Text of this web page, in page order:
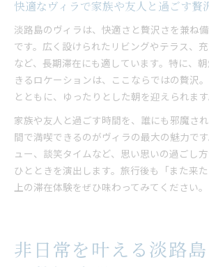
快適なヴィラで家族や友人と過ごす贅
淡路島のヴィラは、快適さと贅沢さを兼ね
です。広く設けられたリビングやテラス、
など、長期滞在にも適しています。特に、
きるロケーションは、ここならではの贅沢
とともに、ゆったりとした朝を迎えられます
家族や友人と過ごす時間を、誰にも邪魔さ
間で満喫できるのがヴィラの最大の魅力で
ュー、談笑タイムなど、思い思いの過ごし
ひとときを演出します。旅行後も「また来
上の滞在体験をぜひ味わってみてください。
非日常を叶える淡路